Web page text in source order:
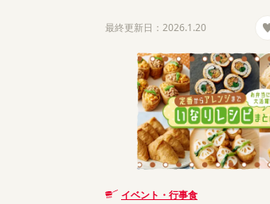
最終更新日： 2026.1.20
イベント・行事食